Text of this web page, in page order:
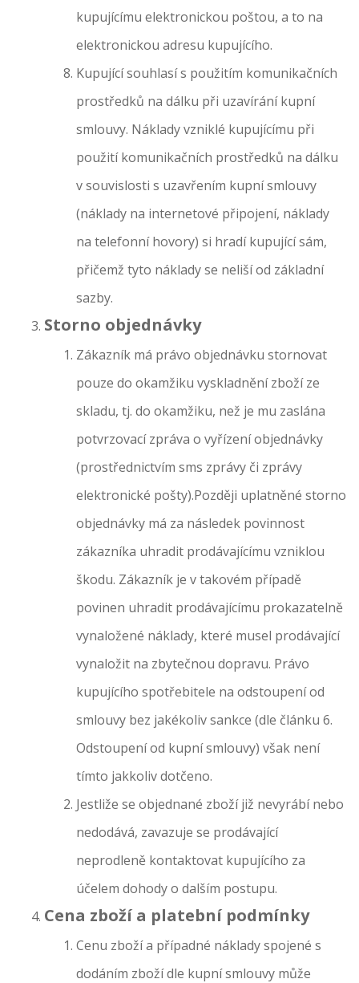
kupujícímu elektronickou poštou, a to na
elektronickou adresu kupujícího.
Kupující souhlasí s použitím komunikačních
prostředků na dálku při uzavírání kupní
smlouvy. Náklady vzniklé kupujícímu při
použití komunikačních prostředků na dálku
v souvislosti s uzavřením kupní smlouvy
(náklady na internetové připojení, náklady
na telefonní hovory) si hradí kupující sám,
přičemž tyto náklady se neliší od základní
sazby.
Storno objednávky
Zákazník má právo objednávku stornovat
pouze do okamžiku vyskladnění zboží ze
skladu, tj. do okamžiku, než je mu zaslána
potvrzovací zpráva o vyřízení objednávky
(prostřednictvím sms zprávy či zprávy
elektronické pošty).Později uplatněné storno
objednávky má za následek povinnost
zákazníka uhradit prodávajícímu vzniklou
škodu. Zákazník je v takovém případě
povinen uhradit prodávajícímu prokazatelně
vynaložené náklady, které musel prodávající
vynaložit na zbytečnou dopravu. Právo
kupujícího spotřebitele na odstoupení od
smlouvy bez jakékoliv sankce (dle článku 6.
Odstoupení od kupní smlouvy) však není
tímto jakkoliv dotčeno.
Jestliže se objednané zboží již nevyrábí nebo
nedodává, zavazuje se prodávající
neprodleně kontaktovat kupujícího za
účelem dohody o dalším postupu.
Cena zboží a platební podmínky
Cenu zboží a případné náklady spojené s
dodáním zboží dle kupní smlouvy může